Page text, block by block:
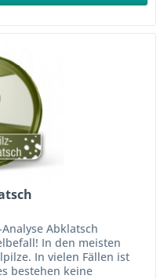
Abklatsch
In den meisten
In vielen Fällen ist
bestehen keine